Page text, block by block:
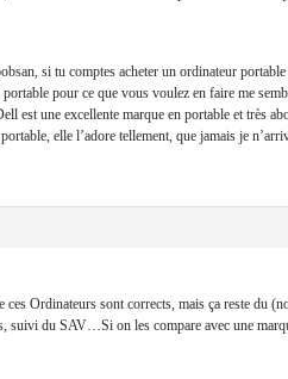
si tu comptes acheter un ordinateur
portable pour ce que vous voulez en faire me
est une excellente marque en portable et très
elle l’adore tellement, que jamais je
ces Ordinateurs sont corrects, mais ça reste du
suivi du SAV…Si on les compare avec une